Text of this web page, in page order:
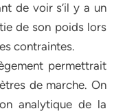
de voir s’il y a un
de son poids lors
contraintes.
permettrait
de marche. On
analytique de la